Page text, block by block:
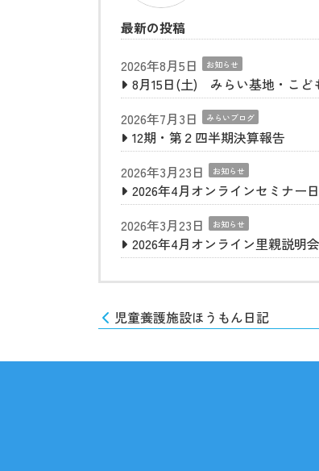
最新の投稿
2026年8月5日
お知らせ
8月15日(土) みらい基地・こど
2026年7月3日
みらいブログ
12期・第２四半期決算報告
2026年3月23日
お知らせ
2026年4月オンラインセミナー
2026年3月23日
お知らせ
2026年4月オンライン里親説明
児童養護施設ほうもん日記